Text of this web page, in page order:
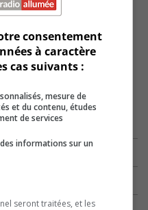
consentement
à caractère
cas suivants :
mesure de
et du contenu, études
de services
informations sur un
seront traitées, et les